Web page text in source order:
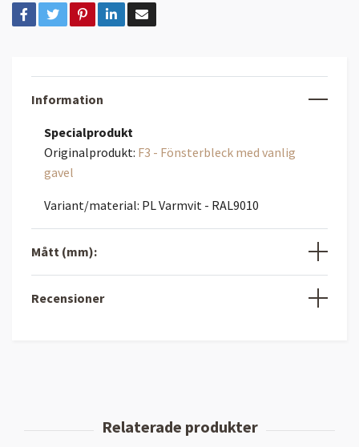
Information
Specialprodukt
Originalprodukt: F3 - Fönsterbleck med vanlig
gavel
Variant/material: PL Varmvit - RAL9010
Mått (mm):
Recensioner